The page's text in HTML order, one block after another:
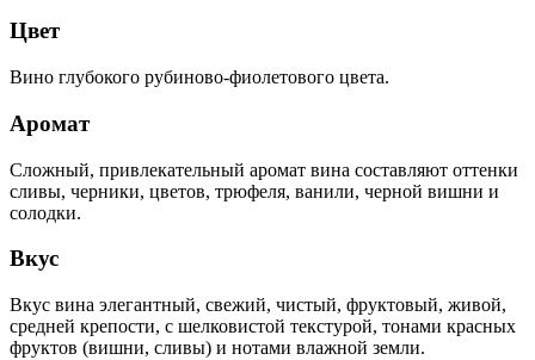
Цвет
Вино глубокого рубиново-фиолетового цвета.
Аромат
Сложный, привлекательный аромат вина составляют оттенки
сливы, черники, цветов, трюфеля, ванили, черной вишни и
солодки.
Вкус
Вкус вина элегантный, свежий, чистый, фруктовый, живой,
средней крепости, с шелковистой текстурой, тонами красных
фруктов (вишни, сливы) и нотами влажной земли.